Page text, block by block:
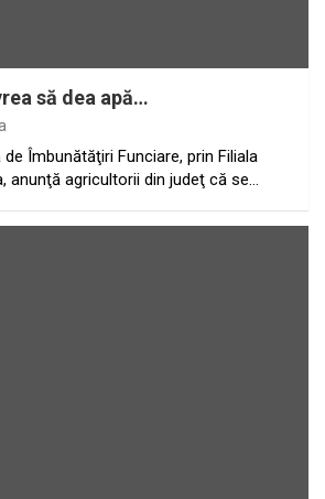
să dea apă…
Îmbunătăţiri Funciare, prin Filiala
anunţă agricultorii din judeţ că se…